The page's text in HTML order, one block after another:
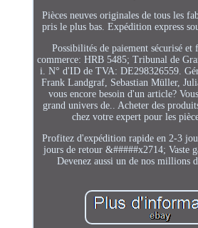
Pièces neuves originales de tous les
pris le plus bas. Expédition express
Possibilités de paiement sécurisé
commerce: HRB 5485; Tribunal de
i. N° d'ID de TVA: DE298326559.
Frank Landgraf, Sebastian Müller,
vous encore besoin d'un article?
grand univers de.. Acheter des
chez votre expert pour les
Profitez d'expédition rapide en 2-3
jours de retour &#####x2714; Vaste
Devenez aussi un de nos millions